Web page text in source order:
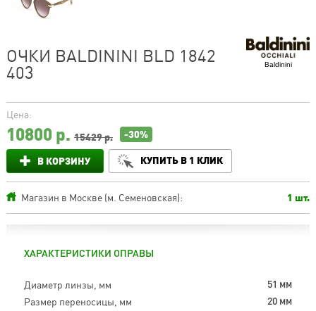
Baldinini
ОЧКИ BALDININI BLD 1842
403
Цена:
10800р. 15429 р. -30%
В КОРЗИНУ КУПИТЬ В 1 КЛИК
Магазин в Москве (м. Семеновская): 1 шт.
ХАРАКТЕРИСТИКИ ОПРАВЫ
Диаметр линзы, мм 51 мм
Размер переносицы, мм 20 мм